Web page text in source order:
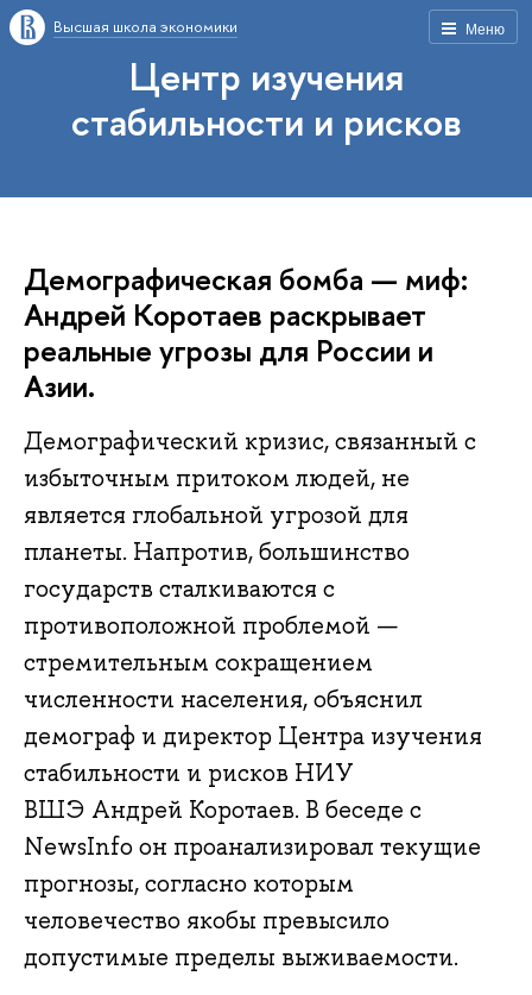
Меню
Высшая школа экономики
Центр изучения
стабильности и рисков
Демографическая бомба — миф:
Андрей Коротаев раскрывает
реальные угрозы для России и
Азии.
Демографический кризис, связанный с
избыточным притоком людей, не
является глобальной угрозой для
планеты. Напротив, большинство
государств сталкиваются с
противоположной проблемой —
стремительным сокращением
численности населения, объяснил
демограф и директор Центра изучения
стабильности и рисков НИУ
ВШЭ Андрей Коротаев. В беседе с
NewsInfo он проанализировал текущие
прогнозы, согласно которым
человечество якобы превысило
допустимые пределы выживаемости.